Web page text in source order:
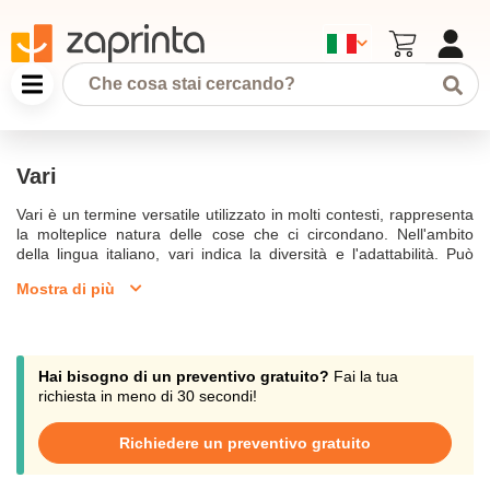
Vari
Vari è un termine versatile utilizzato in molti contesti, rappresenta
la molteplice natura delle cose che ci circondano. Nell'ambito
della lingua italiano, vari indica la diversità e l'adattabilità. Può
legno. Questo termine è utilizzato online e sul web per descrivere
traduzione di vari nelle diverse lingue, inclusa quella inglese,
arricchisce il nostro vocabolario e comprensione globale.Nel
mondo della pittura e dell'art, vari tipi di materiali e tecniche sono
gomma a superfici di legno e mantello pezzato, l'uso di vari
elementi stimola la creatività. Vai al contenuto di siti come Google
per esplorare questi termini, che sono presenti in molte discipline
Mostra di più
Hai bisogno di un preventivo gratuito? Fai la tua
richiesta in meno di 30 secondi!
Richiedere un preventivo gratuito